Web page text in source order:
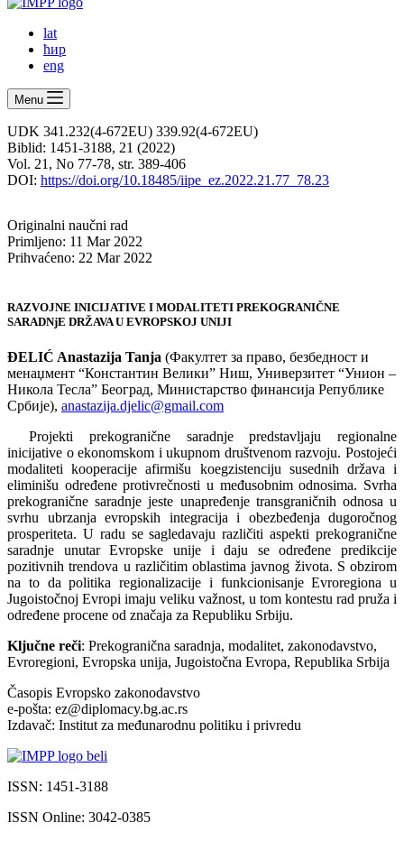
lat
ћир
eng
Menu
UDK 341.232(4-672EU) 339.92(4-672EU)
Biblid: 1451-3188, 21 (2022)
Vol. 21, No 77-78, str. 389-406
DOI: https://doi.org/10.18485/iipe_ez.2022.21.77_78.23
Originalni naučni rad
Primljeno: 11 Mar 2022
Prihvaćeno: 22 Mar 2022
RAZVOJNE INICIJATIVE I MODALITETI PREKOGRANIČNE
SARADNjE DRŽAVA U EVROPSKOJ UNIJI
ĐELIĆ Anastazija Tanja (Факултет за право, безбедност и
менаџмент “Константин Велики” Ниш, Универзитет “Унион –
Никола Тесла” Београд, Министарство финансија Републике
Србије), anastazija.djelic@gmail.com
Projekti prekogranične saradnje predstavljaju regionalne
inicijative o ekonomskom i ukupnom društvenom razvoju. Postojeći
modaliteti kooperacije afirmišu koegzistenciju susednih država i
eliminišu određene protivrečnosti u međusobnim odnosima. Svrha
prekogranične saradnje jeste unapređenje transgraničnih odnosa u
svrhu ubrzanja evropskih integracija i obezbeđenja dugoročnog
prosperiteta. U radu se sagledavaju različiti aspekti prekogranične
saradnje unutar Evropske unije i daju se određene predikcije
pozitivnih trendova u različitim oblastima javnog života. S obzirom
na to da politika regionalizacije i funkcionisanje Evroregiona u
Jugoistočnoj Evropi imaju veliku važnost, u tom kontestu rad pruža i
određene procene od značaja za Republiku Srbiju.
Ključne reči: Prekogranična saradnja, modalitet, zakonodavstvo,
Evroregioni, Evropska unija, Jugoistočna Evropa, Republika Srbija
Časopis Evropsko zakonodavstvo
e-pošta: ez@diplomacy.bg.ac.rs
Izdavač: Institut za međunarodnu politiku i privredu
ISSN: 1451-3188
ISSN Online: 3042-0385